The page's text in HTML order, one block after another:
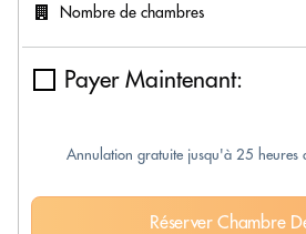
Nombre de chambres
Payer Maintenant:
Annulation gratuite jusqu'à 25 heures
Réserver Chambre